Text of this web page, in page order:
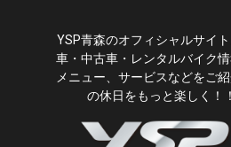
YSP青森のオフィシャルサイ
車・中古車・レンタルバイク
メニュー、サービスなどをご
の休日をもっと楽しく！